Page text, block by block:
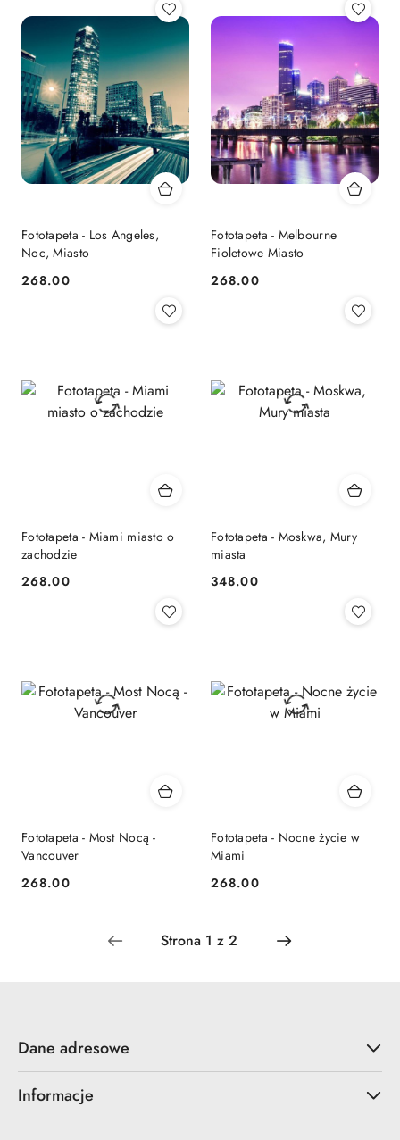
Fototapeta - Los Angeles,
Noc, Miasto
Cena:
268.00
Fototapeta - Melbourne
Fioletowe Miasto
Cena:
268.00
Fototapeta - Miami miasto o
zachodzie
Cena:
268.00
Fototapeta - Moskwa, Mury
miasta
Cena:
348.00
Fototapeta - Most Nocą -
Vancouver
Cena:
268.00
Fototapeta - Nocne życie w
Miami
Cena:
268.00
Dane adresowe
Informacje